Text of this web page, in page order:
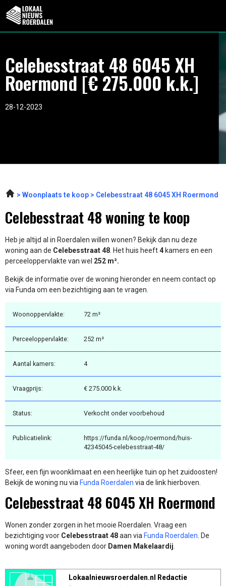
Celebesstraat 48 6045 XH
Roermond [€ 275.000 k.k.]
28-12-2023
Woonplaats te koop Celebesstraat 48 6045 XH Roermond
Celebesstraat 48 woning te koop
Heb je altijd al in Roerdalen willen wonen? Bekijk dan nu deze
woning aan de Celebesstraat 48. Het huis heeft4 kamers en een
perceeloppervlakte van wel 252 m².
Bekijk de informatie over de woning hieronder en neem contact op
via Funda om een bezichtiging aan te vragen.
Woonoppervlakte: 72 m²
Perceeloppervlakte: 252 m²
Aantal kamers: 4
Vraagprijs: € 275.000 k.k.
Status: Verkocht onder voorbehoud
Publicatielink:
https://funda.nl/koop/roermond/huis-
42345045-celebesstraat-48/
Sfeer, een fijn woonklimaat en een heerlijke tuin op het zuidoosten!
Bekijk de woning nu via Funda Roerdalen via de link hierboven.
Celebesstraat 48 6045 XH Roermond
Wonen zonder zorgen in het mooie Roerdalen. Vraag een
bezichtiging voor Celebesstraat 48aan via Funda Roerdalen . De
woning wordt aangeboden door Damen Makelaardij
Lokaalnieuwsroerdalen.nl Redactie